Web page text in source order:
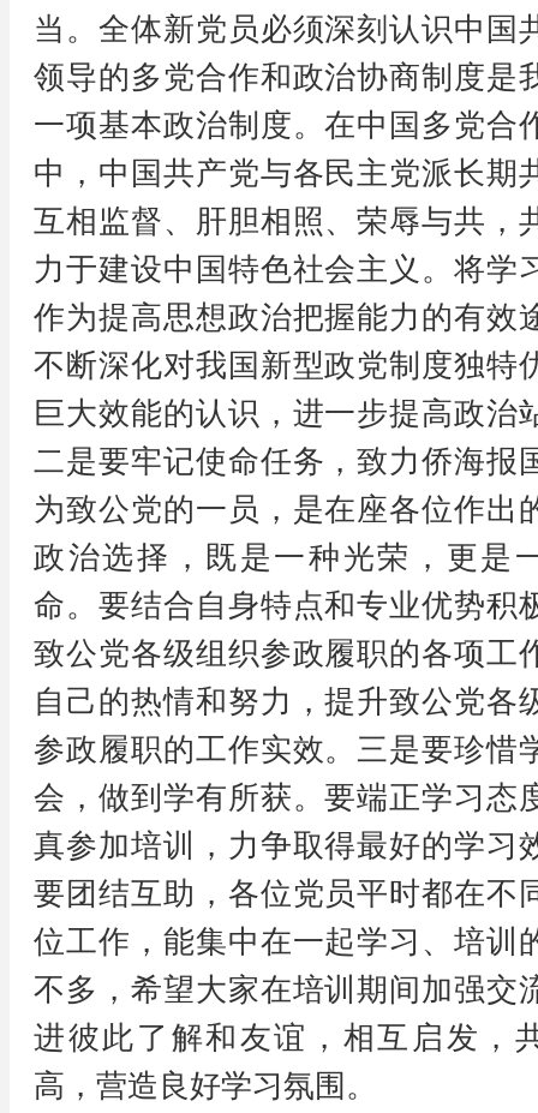
当。全体新党员必须深刻认识中国
领导的多党合作和政治协商制度是
一项基本政治制度。在中国多党合
中，中国共产党与各民主党派长期
互相监督、肝胆相照、荣辱与共，
力于建设中国特色社会主义。将学
作为提高思想政治把握能力的有效
不断深化对我国新型政党制度独特
巨大效能的认识，进一步提高政治
二是要牢记使命任务，致力侨海报
为致公党的一员，是在座各位作出
政治选择，既是一种光荣，更是
命。要结合自身特点和专业优势积
致公党各级组织参政履职的各项工
自己的热情和努力，提升致公党各
参政履职的工作实效。三是要珍惜
会，做到学有所获。要端正学习态
真参加培训，力争取得最好的学习
要团结互助，各位党员平时都在不
位工作，能集中在一起学习、培训
不多，希望大家在培训期间加强交
进彼此了解和友谊，相互启发，
高，营造良好学习氛围。